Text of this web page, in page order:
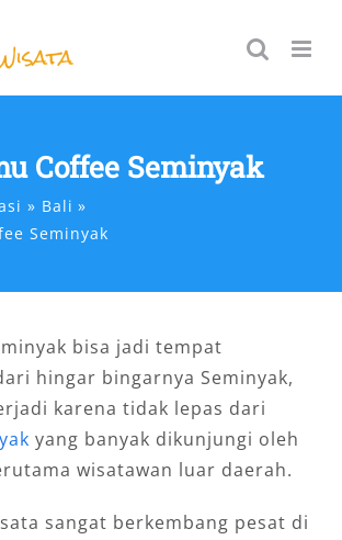
Coffee Seminyak
Bali
Seminyak
bisa jadi tempat
hingar bingarnya Seminyak,
karena tidak lepas dari
yang banyak dikunjungi oleh
wisatawan luar daerah.
sangat berkembang pesat di